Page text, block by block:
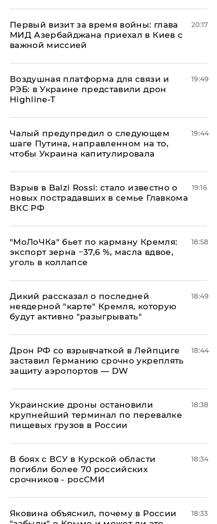
Первый визит за время войны: глава
МИД Азербайджана приехал в Киев с
важной миссией
20:17
Воздушная платформа для связи и
РЭБ: в Украине представили дрон
Highline-T
19:49
Чалый предупредил о следующем
шаге Путина, направленном на то,
чтобы Украина капитулировала
19:44
Взрыв в Balzi Rossi: стало известно о
новых пострадавших в семье Главкома
ВКС РФ
19:16
​"МоЛоЧКа" бьет по карману Кремля:
экспорт зерна −37,6 %, масла вдвое,
уголь в коллапсе
18:58
Дикий рассказал о последней
неядерной "карте" Кремля, которую
будут активно "разыгрывать"
18:49
​Дрон РФ со взрывчаткой в Лейпциге
заставил Германию срочно укреплять
защиту аэропортов — DW
18:44
Украинские дроны остановили
крупнейший терминал по перевалке
пищевых грузов в России
18:38
В боях с ВСУ в Курской области
погибли более 70 российских
срочников - росСМИ
18:34
Яковина объяснил, почему в России
18:33